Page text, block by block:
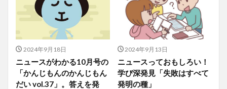
2024年9月18日
ニュースがわかる10月号の
「かんじもんのかんじもん
だい vol.37」。答えを発
2024年9月13日
ニュースっておもしろい！
学び深発見「失敗はすべて
発明の種」